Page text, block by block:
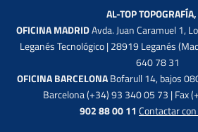
AL-TOP
OFICINA MADRIDAvda. Juan Caramuel 1,
Leganés Tecnológico | 28919 Leganés
640 78 31
OFICINA BARCELONABofarull 14, bajos
Barcelona (+34) 93 340 05 73 | Fax
902 88 00 11 Contactar